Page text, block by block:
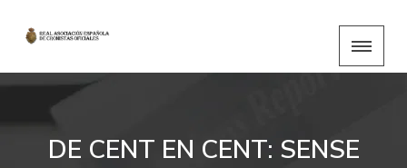
DE CENT EN CENT: SENSE